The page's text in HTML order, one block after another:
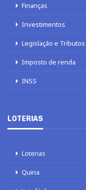
Finanças
Investimentos
Legislação e Tributos
Imposto de renda
INSS
LOTERIAS
Loterias
Quina